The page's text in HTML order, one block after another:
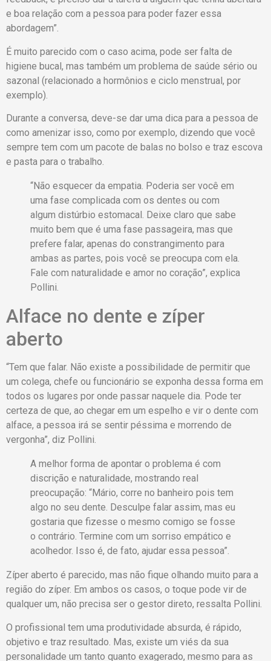
e boa relação com a pessoa para poder fazer essa
abordagem”.
É muito parecido com o caso acima, pode ser falta de
higiene bucal, mas também um problema de saúde sério ou
sazonal (relacionado a hormônios e ciclo menstrual, por
exemplo).
Durante a conversa, deve-se dar uma dica para a pessoa de
como amenizar isso, como por exemplo, dizendo que você
sempre tem com um pacote de balas no bolso e traz escova
e pasta para o trabalho.
“Não esquecer da empatia. Poderia ser você em
uma fase complicada com os dentes ou com
algum distúrbio estomacal. Deixe claro que sabe
muito bem que é uma fase passageira, mas que
prefere falar, apenas do constrangimento para
ambas as partes, pois você se preocupa com ela.
Fale com naturalidade e amor no coração”, explica
Pollini.
Alface no dente e zíper
aberto
“Tem que falar. Não existe a possibilidade de permitir que
um colega, chefe ou funcionário se exponha dessa forma em
todos os lugares por onde passar naquele dia. Pode ter
certeza de que, ao chegar em um espelho e vir o dente com
alface, a pessoa irá se sentir péssima e morrendo de
vergonha”, diz Pollini.
A melhor forma de apontar o problema é com
discrição e naturalidade, mostrando real
preocupação: “Mário, corre no banheiro pois tem
algo no seu dente. Desculpe falar assim, mas eu
gostaria que fizesse o mesmo comigo se fosse
o contrário. Termine com um sorriso empático e
acolhedor. Isso é, de fato, ajudar essa pessoa”.
Zíper aberto é parecido, mas não fique olhando muito para a
região do zíper. Em ambos os casos, o toque pode vir de
qualquer um, não precisa ser o gestor direto, ressalta Pollini.
O profissional tem uma produtividade absurda, é rápido,
objetivo e traz resultado. Mas, existe um viés da sua
personalidade um tanto quanto exagerado, mesmo para as